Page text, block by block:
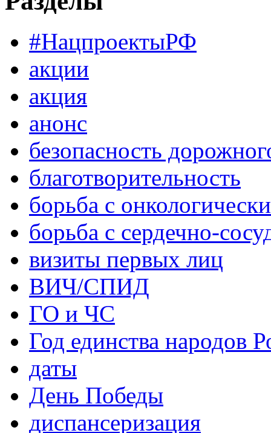
#НацпроектыРФ
акции
акция
анонс
безопасность
благотворительность
борьба с
борьба с сердечно-
визиты первых лиц
ВИЧ/СПИД
ГО и ЧС
Год единства народов
даты
День Победы
диспансеризация